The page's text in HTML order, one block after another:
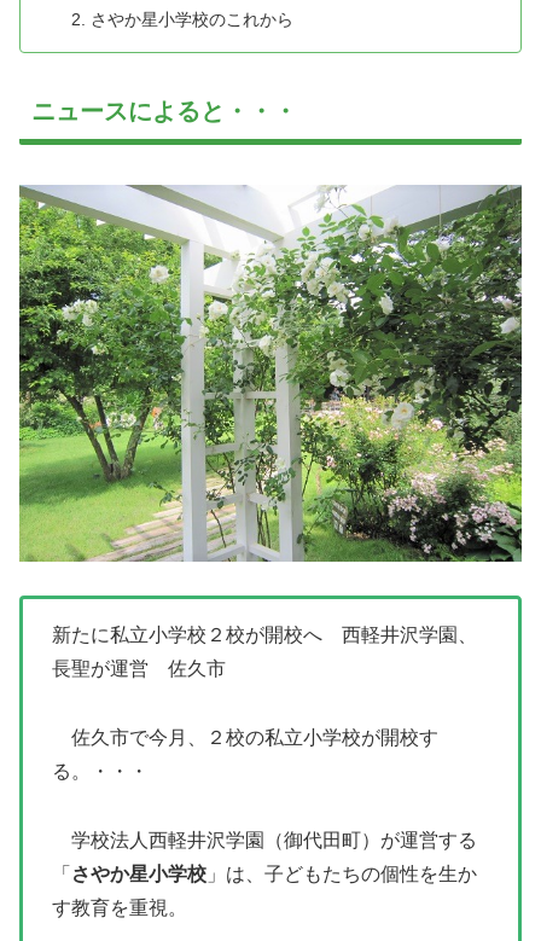
さやか星小学校のこれから
ニュースによると・・・
新たに私立小学校２校が開校へ 西軽井沢学園、
長聖が運営 佐久市
佐久市で今月、２校の私立小学校が開校す
る。・・・
学校法人西軽井沢学園（御代田町）が運営する
「 さやか星小学校 」は、子どもたちの個性を生か
す教育を重視。